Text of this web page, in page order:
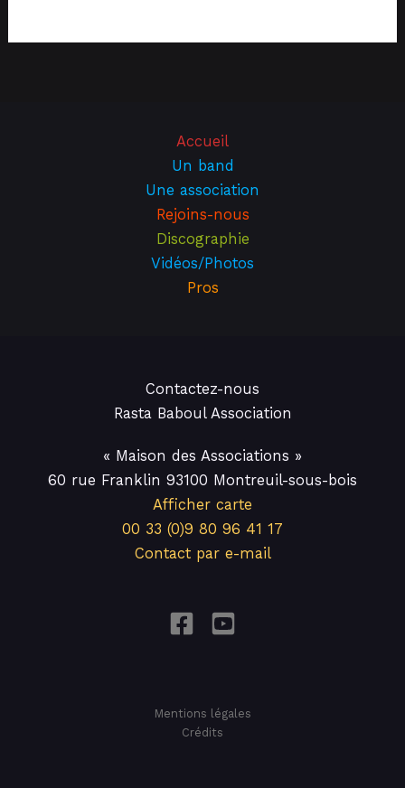
Accueil
Un band
Une association
Rejoins-nous
Discographie
Vidéos/Photos
Pros
Contactez-nous
Rasta Baboul Association
« Maison des Associations »
60 rue Franklin 93100 Montreuil-sous-bois
Afficher carte
00 33 (0)9 80 96 41 17
Contact par e-mail
Mentions légales
Crédits